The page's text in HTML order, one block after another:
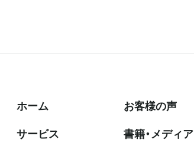
ホーム
サービス
お客様の声
書籍・メディア